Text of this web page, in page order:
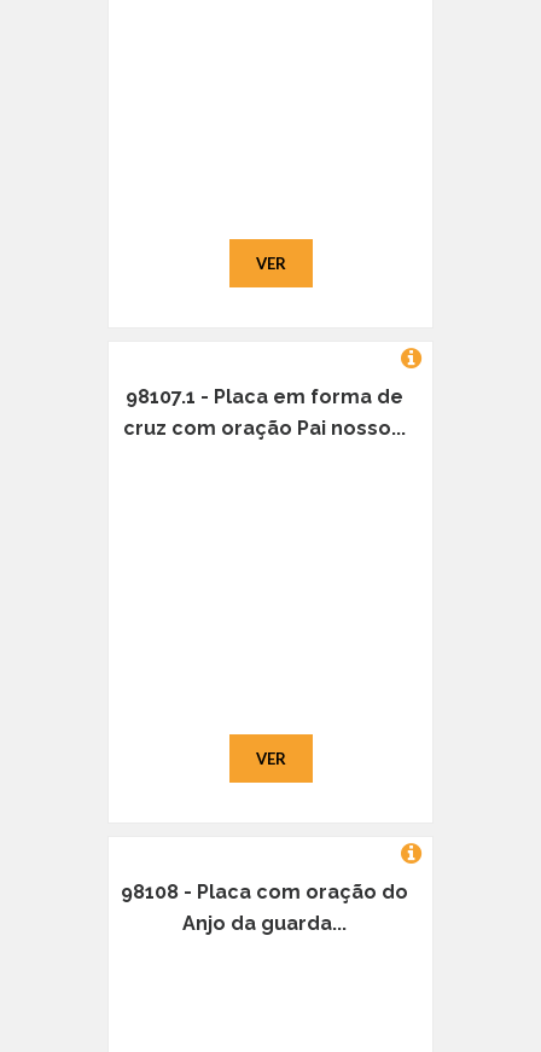
VER
98107.1 - Placa em forma de
cruz com oração Pai nosso...
VER
98108 - Placa com oração do
Anjo da guarda...